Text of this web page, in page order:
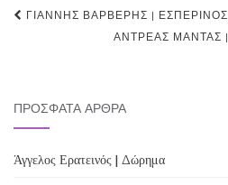
Post
navigation
ΓΙΆΝΝΗΣ ΒΑΡΒΈΡΗΣ |
ΑΝΤΡΈΑΣ ΜΑΝΤΆΣ
ΠΡΌΣΦΑΤΑ ΆΡΘΡΑ
Άγγελος Ερατεινός | Δώρημα